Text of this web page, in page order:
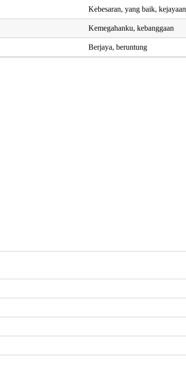
Kebesaran, yang baik, kejayaan
Kemegahanku, kebanggaan
Berjaya, beruntung